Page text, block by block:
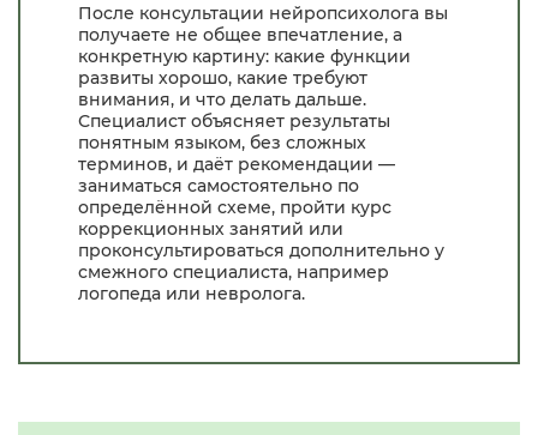
После консультации нейропсихолога вы
получаете не общее впечатление, а
конкретную картину: какие функции
развиты хорошо, какие требуют
внимания, и что делать дальше.
Специалист объясняет результаты
понятным языком, без сложных
терминов, и даёт рекомендации —
заниматься самостоятельно по
определённой схеме, пройти курс
коррекционных занятий или
проконсультироваться дополнительно у
смежного специалиста, например
логопеда или невролога.